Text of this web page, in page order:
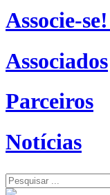
Associe-se!
Associados
Parceiros
Notícias